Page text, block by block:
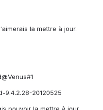
la mettre à jour.
9.4.2.28-20120525